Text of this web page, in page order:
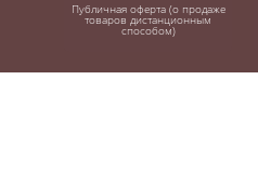
Публичная оферта (о продаже
товаров дистанционным
способом)